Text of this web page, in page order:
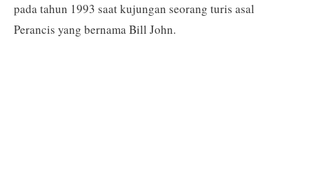
pada tahun 1993 saat kujungan seorang turis asal
Perancis yang bernama Bill John.